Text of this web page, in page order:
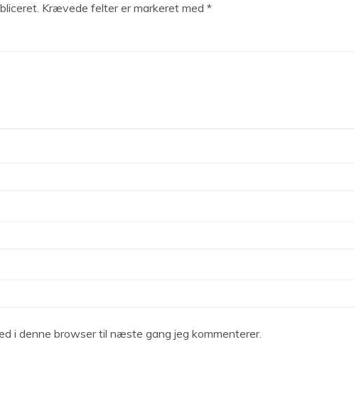
Krævede felter er markeret med *
i denne browser til næste gang jeg kommenterer.